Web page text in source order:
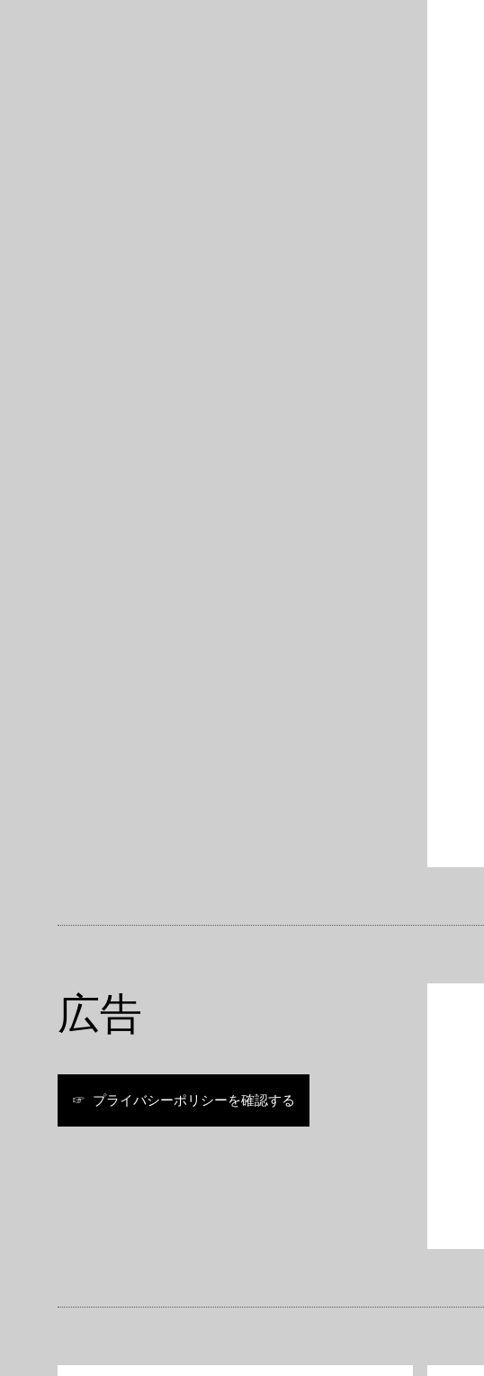
広告
☞ プライバシーポリシーを確認する